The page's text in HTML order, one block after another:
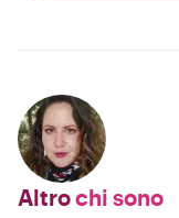
Altrochi sono